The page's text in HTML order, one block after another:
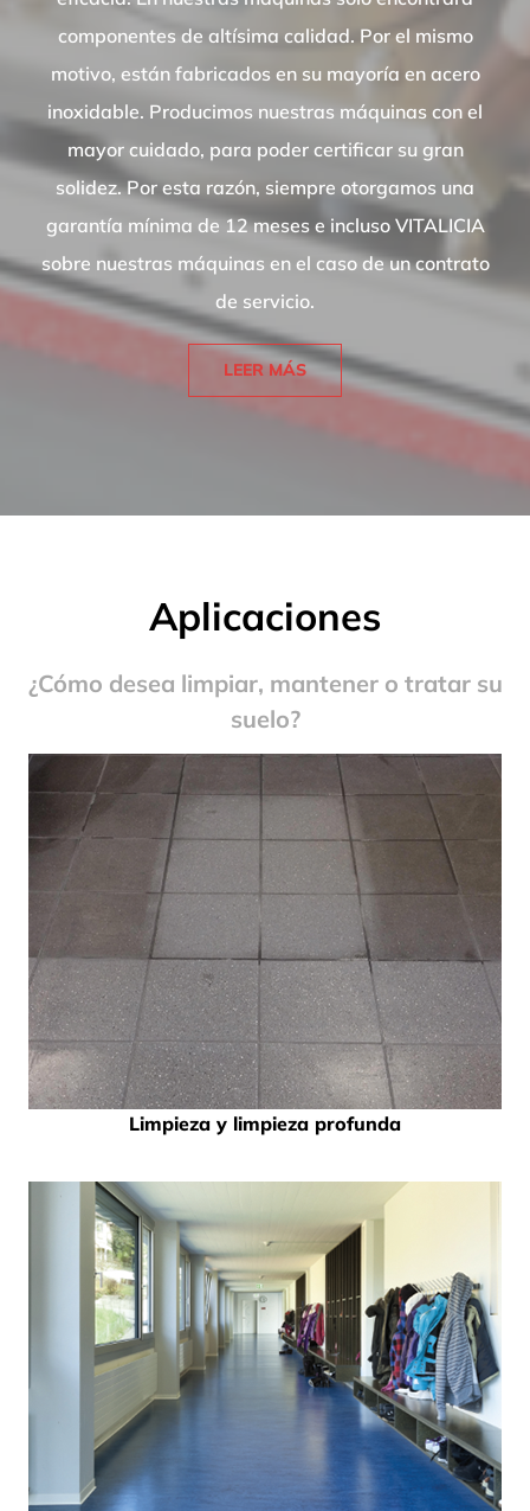
componentes de altísima calidad. Por el mismo
motivo, están fabricados en su mayoría en acero
inoxidable. Producimos nuestras máquinas con el
mayor cuidado, para poder certificar su gran
solidez. Por esta razón, siempre otorgamos una
garantía mínima de 12 meses e incluso VITALICIA
sobre nuestras máquinas en el caso de un contrato
de servicio.
LEER MÁS
Aplicaciones
¿Cómo desea limpiar, mantener o tratar su
suelo?
Limpieza y limpieza profunda